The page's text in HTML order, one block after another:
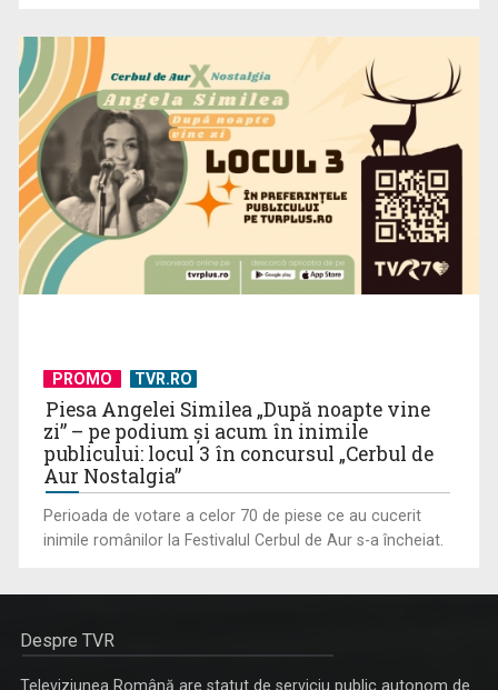
PROMO TVR.RO
Piesa Angelei Similea „După noapte vine
zi” – pe podium şi acum în inimile
publicului: locul 3 în concursul „Cerbul de
Aur Nostalgia”
Perioada de votare a celor 70 de piese ce au cucerit
inimile românilor la Festivalul Cerbul de Aur s-a încheiat.
Despre TVR
Televiziunea Română are statut de serviciu public autonom de